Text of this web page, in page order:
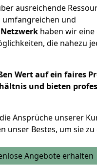
ausreichende
und
haben wir
die nahezu
Wert auf ein faires
und bieten
Ansprüche unserer
unser Bestes, um sie
Angebote erhalten